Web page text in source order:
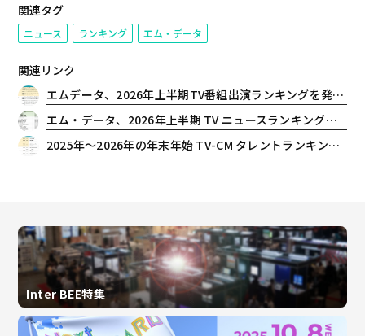
象としランキングしたものだ。
関連タグ
ニュース ランキング エム・データ
関連リンク
エムデータ、2026年上半期TV番組出演ランキングを発表 総合トップは、2025年間から王座奪還となった設楽統（バナナマン）さん！
エム・データ、2026年上半期 TV ニュースランキングを発表！総合トップは「米イラン軍事衝突、中東情勢緊迫化」で201時間33分52秒
2025年～2026年の年末年始 TV-CM タレントランキングを発表 まさに美桜一色…放送回数・会社数共に「今田美桜」さんがトップ！
Inter BEE特集